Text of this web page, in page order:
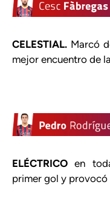
CELESTIAL. Marcó
mejor encuentro de
ELÉCTRICO en
primer gol y provocó